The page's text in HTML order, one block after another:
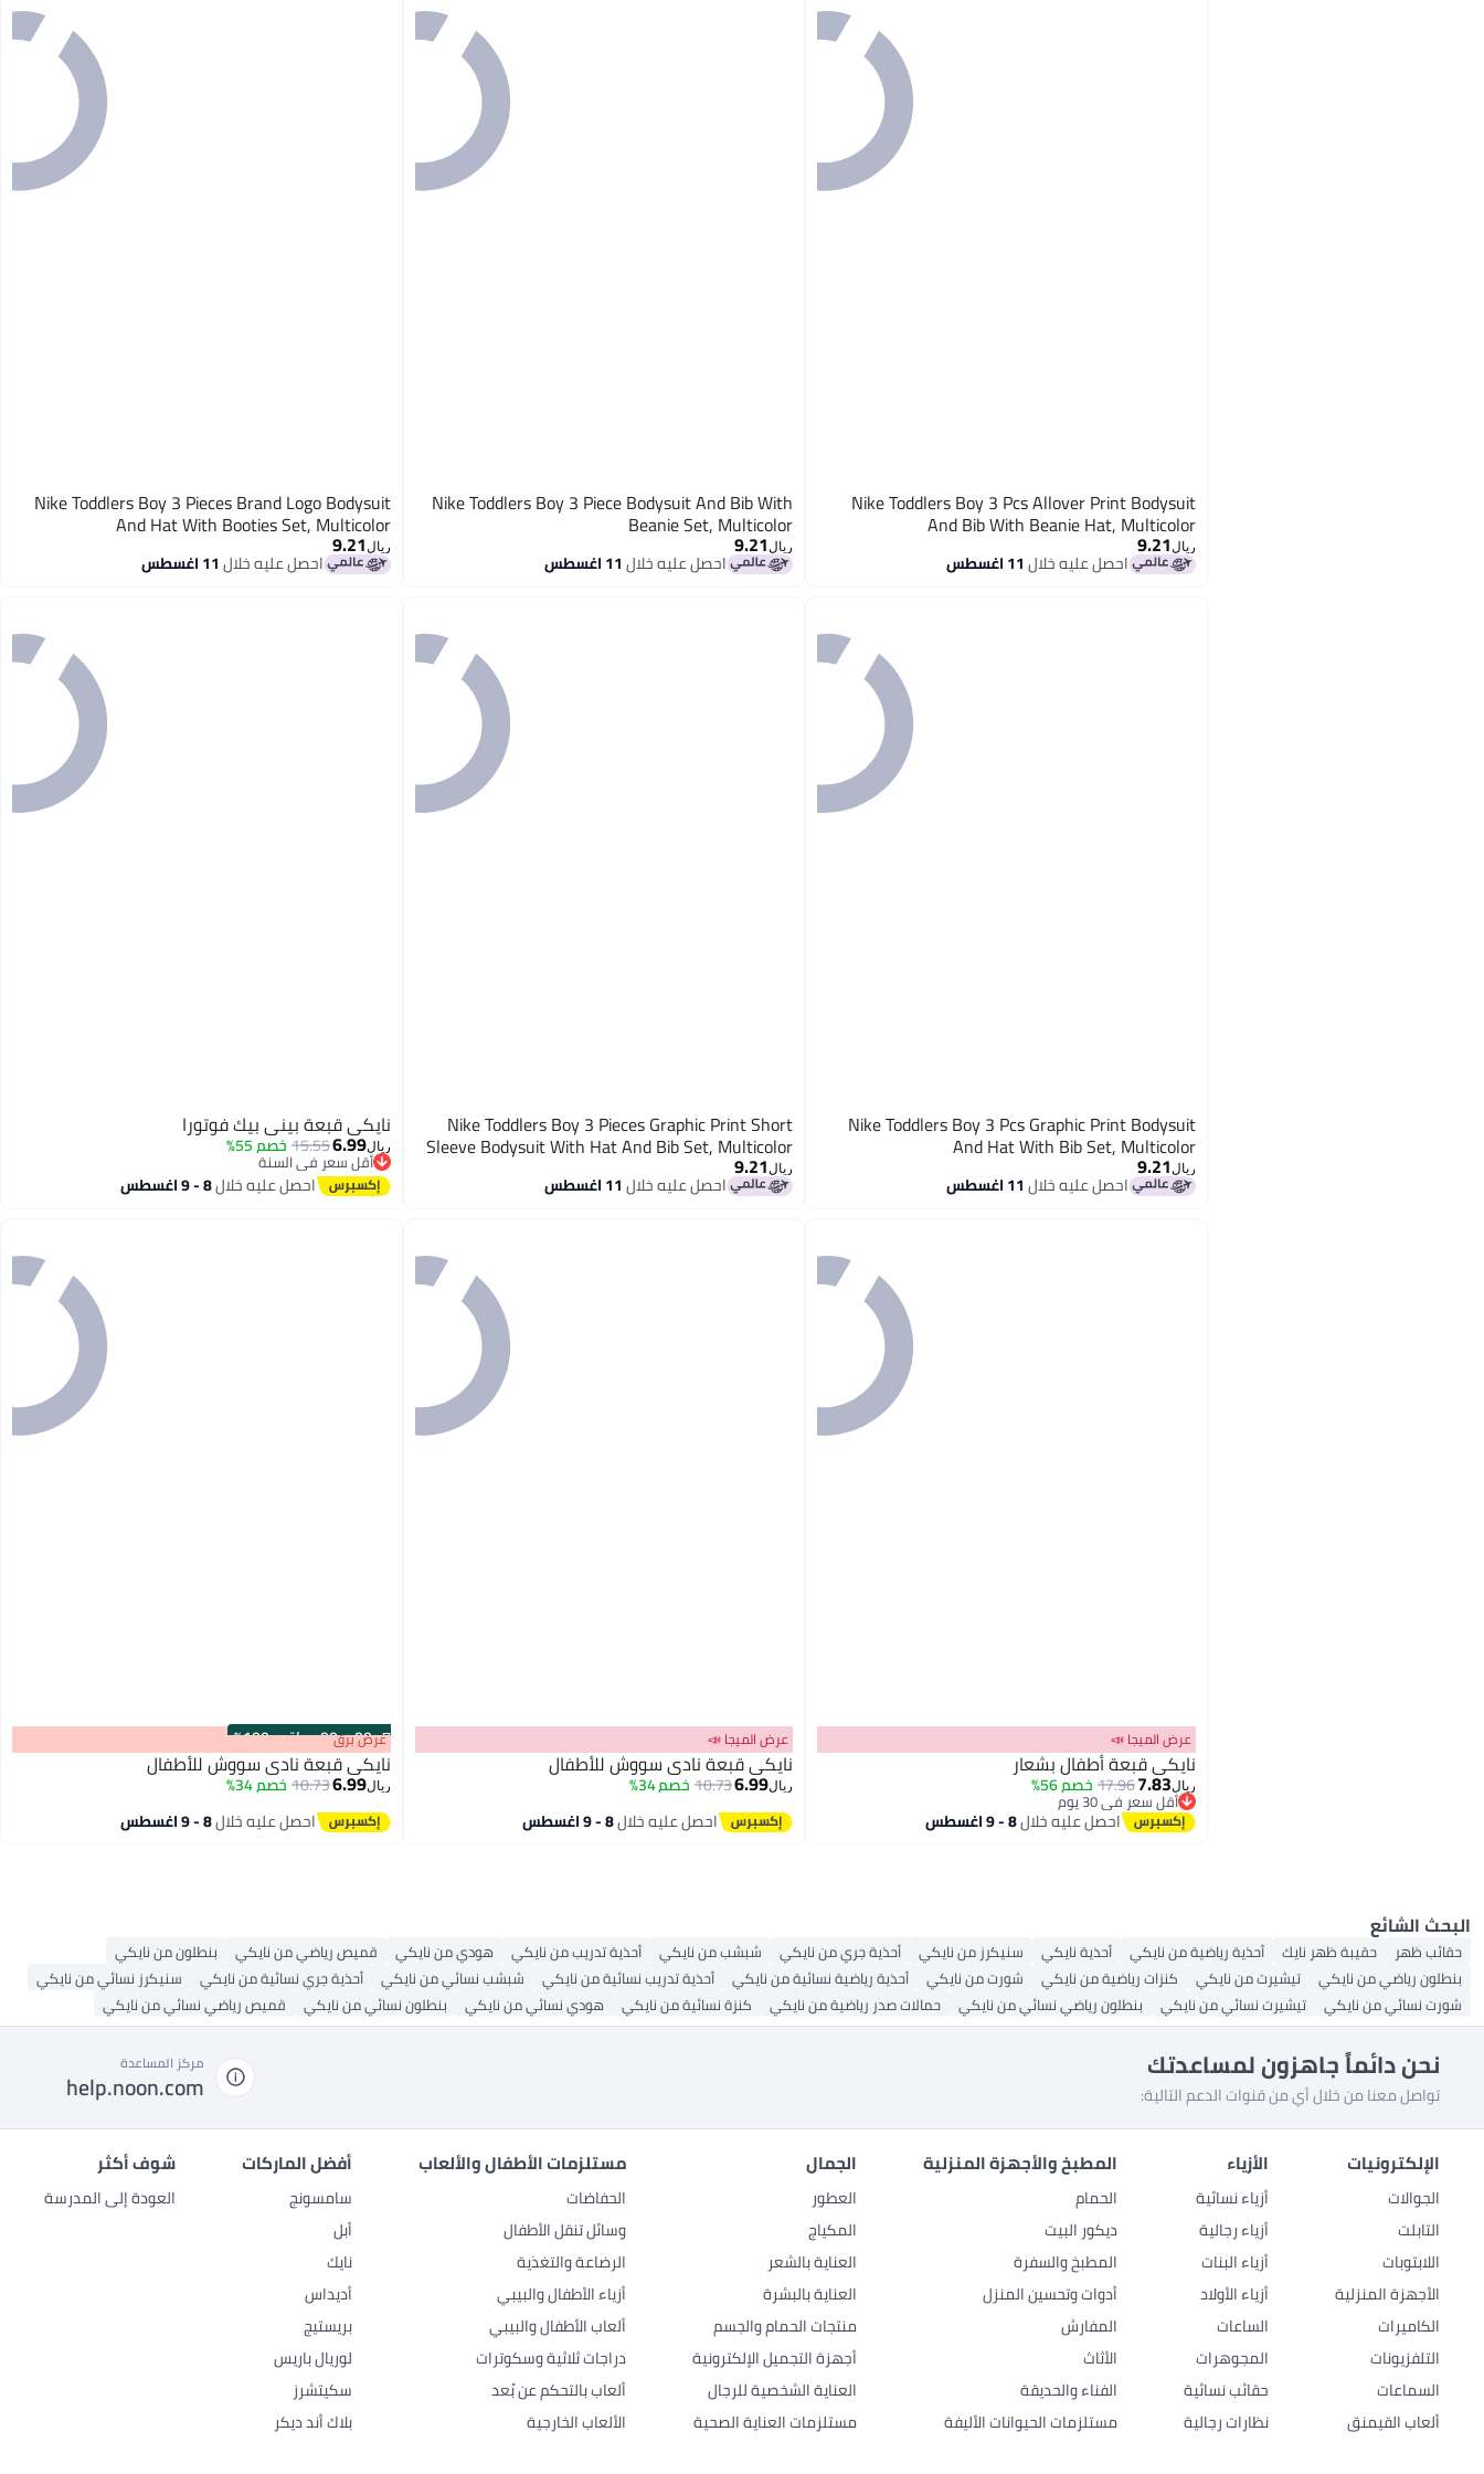
Nike Toddlers Boy 3 Pcs Allover Print Bodysuit
And Bib With Beanie Hat, Multicolor
ريال 9.21
احصل عليه خلال11 اغسطس
Nike Toddlers Boy 3 Piece Bodysuit And Bib With
Beanie Set, Multicolor
ريال9.21
احصل عليه خلال11 اغسطس
Nike Toddlers Boy 3 Pieces Brand Logo Bodysuit
And Hat With Booties Set, Multicolor
ريال 9.21
احصل عليه خلال11 اغسطس
Nike Toddlers Boy 3 Pcs Graphic Print Bodysuit
And Hat With Bib Set, Multicolor
ريال9.21
احصل عليه خلال11 اغسطس
Nike Toddlers Boy 3 Pieces Graphic Print Short
Sleeve Bodysuit With Hat And Bib Set, Multicolor
ريال9.21
احصل عليه خلال11 اغسطس
نايكي قبعة بيني بيك فوتورا
ريال6.99
15.55 خصم 55%
أقل سعر في السنة
أقل سعر في السنة
احصل عليه خلال8 - 9 اغسطس
عرض الميجا 📣
نايكي قبعة أطفال بشعار
ريال7.83
17.96خصم 56%
أقل سعر في 30 يوم
أقل سعر في 30 يوماحصل عليه خلال8 - 9 اغسطس 2
عرض الميجا 📣
نايكي قبعة نادي سووش للأطفال
ريال6.99
10.73خصم 34%
احصل عليه خلال8 - 9 اغسطس
00m:00s
·باقي 100%
2
عرض برق
نايكي قبعة نادي سووش للأطفال
ريال6.99
10.73 خصم 34%
احصل عليه خلال8 - 9 اغسطس
البحث الشائع
حقائب ظهر حقيبة ظهر نايك أحذية رياضية من نايكي أحذية نايكي سنيكرز من نايكي أحذية جري من نايكي شبشب من نايكي أحذية تدريب من نايكي هودي من نايكي قميص رياضي من نايكي
بنطلون من نايكي
بنطلون رياضي من نايكي
تيشيرت من نايكي كنزات رياضية من نايكي شورت من نايكي أحذية رياضية نسائية من نايكي أحذية تدريب نسائية من نايكي شبشب نسائي من نايكي أحذية جري نسائية من نايكي
سنيكرز نسائي من نايكي
شورت نسائي من نايكي
تيشيرت نسائي من نايكي بنطلون رياضي نسائي من نايكي حمالات صدر رياضية من نايكي كنزة نسائية من نايكي هودي نسائي من نايكي بنطلون نسائي من نايكي قميص رياضي نسائي من نايكي
نحن دائماً جاهزون لمساعدتك
تواصل معنا من خلال أي من قنوات الدعم التالية:
مركز المساعدة
help.noon.com
الإلكترونيات
الجوالات
التابلت
اللابتوبات
الأجهزة المنزلية
الكاميرات
التلفزيونات
السماعات
ألعاب القيمنق
الأزياء
أزياء نسائية
أزياء رجالية
أزياء البنات
أزياء الأولاد
الساعات
المجوهرات
حقائب نسائية
نظارات رجالية
المطبخ والأجهزة المنزلية
الحمام
ديكور البيت
المطبخ والسفرة
أدوات وتحسين المنزل
المفارش
الأثاث
الفناء والحديقة
مستلزمات الحيوانات الأليفة
الجمال
العطور
المكياج
العناية بالشعر
العناية بالبشرة
منتجات الحمام والجسم
أجهزة التجميل الإلكترونية
العناية الشخصية للرجال
مستلزمات العناية الصحية
مستلزمات الأطفال والألعاب
الحفاضات
وسائل تنقل الأطفال
الرضاعة والتغذية
أزياء الأطفال والبيبي
ألعاب الأطفال والبيبي
دراجات ثلاثية وسكوترات
ألعاب بالتحكم عن بُعد
الألعاب الخارجية
أفضل الماركات
سامسونج
أبل
نايك
أديداس
بريستيج
لوريال باريس
سكيتشرز
بلاك أند ديكر
شوف أكثر
العودة إلى المدرسة